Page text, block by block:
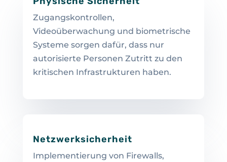
Zugangskontrollen,
Videoüberwachung und biometrische
Systeme sorgen dafür, dass nur
autorisierte Personen Zutritt zu den
kritischen Infrastrukturen haben.
Netzwerksicherheit
Implementierung von Firewalls,